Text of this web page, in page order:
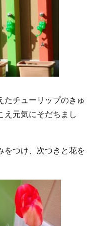
たチューリップのきゅ
え元気にそだちまし
をつけ、次つきと花を